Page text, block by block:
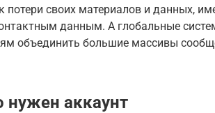
потери своих материалов и данных,
данным. А глобальные
объединить большие массивы
нужен аккаунт